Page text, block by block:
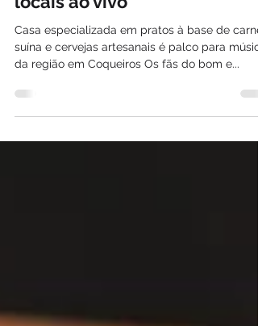
apresentações de bandas
locais ao vivo
Casa especializada em pratos à base de carne
da região em Coqueiros Os fãs do bom e...